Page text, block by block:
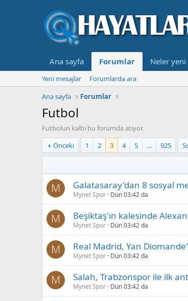
Ana sayfa Forumlar Neler yeni
Yeni mesajlar
Forumlarda ara
Ana sayfa
Forumlar
Futbol
Futbolun kalbi bu forumda atıyor.
Önceki
1 2 3 4 5 … 925
M Galatasaray'dan 8 sosyal
Mynet Spor Dün 03:42 da
M Beşiktaş'ın kalesinde
Mynet Spor Dün 03:42 da
M Real Madrid, Yan
Mynet Spor Dün 03:42 da
M Salah, Trabzonspor ile ilk
Mynet Spor Dün 03:42 da